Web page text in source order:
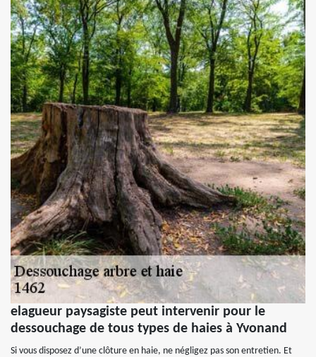
elagueur paysagiste peut intervenir pour le
dessouchage de tous types de haies à Yvonand
Si vous disposez d’une clôture en haie, ne négligez pas son entretien. Et